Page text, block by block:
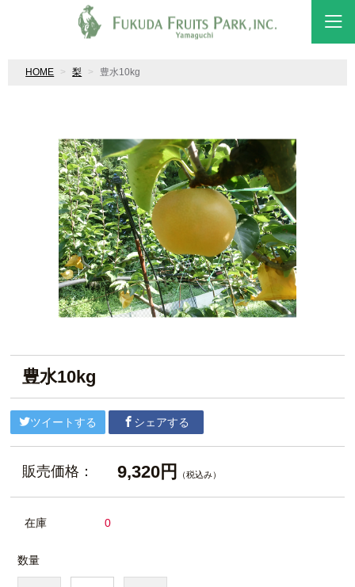
HOME 梨 豊水10kg
豊水10kg
ツイートする シェアする
販売価格： 9,320円 （税込み）
在庫 0
数量